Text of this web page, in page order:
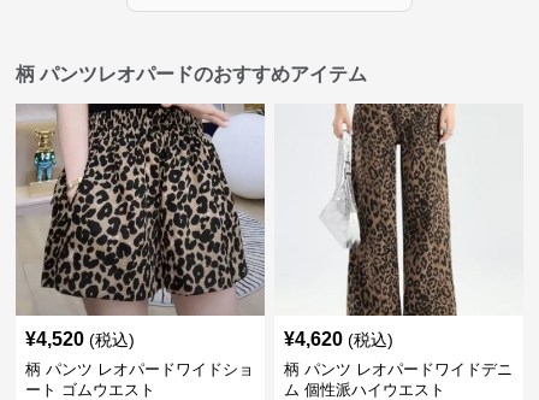
柄 パンツレオパードのおすすめアイテム
¥4,520 (税込)
柄 パンツ レオパードワイドショ
ート ゴムウエスト
¥4,620 (税込)
柄 パンツ レオパードワイドデニ
ム 個性派ハイウエスト